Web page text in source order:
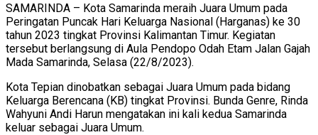
SAMARINDA – Kota Samarinda meraih Juara Umum pada
Peringatan Puncak Hari Keluarga Nasional (Harganas) ke 30
tahun 2023 tingkat Provinsi Kalimantan Timur. Kegiatan
tersebut berlangsung di Aula Pendopo Odah Etam Jalan Gajah
Mada Samarinda, Selasa (22/8/2023).
Kota Tepian dinobatkan sebagai Juara Umum pada bidang
Keluarga Berencana (KB) tingkat Provinsi. Bunda Genre, Rinda
Wahyuni Andi Harun mengatakan ini kali kedua Samarinda
keluar sebagai Juara Umum.